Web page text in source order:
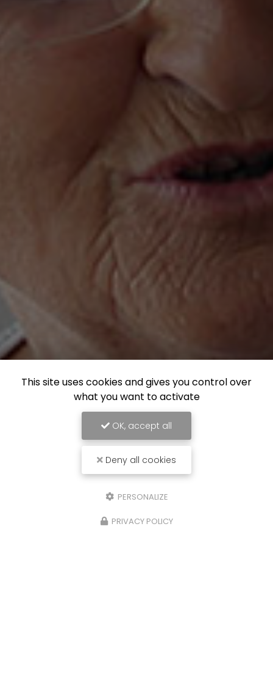
This site uses cookies and gives you control over
what you want to activate
OK, accept all
Deny all cookies
PERSONALIZE
PRIVACY POLICY